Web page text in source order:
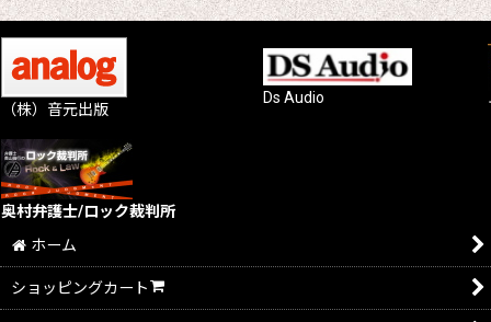
（株）音元出版
Ds Audio
奥村弁護士/ロック裁判所
ホーム
ショッピングカート